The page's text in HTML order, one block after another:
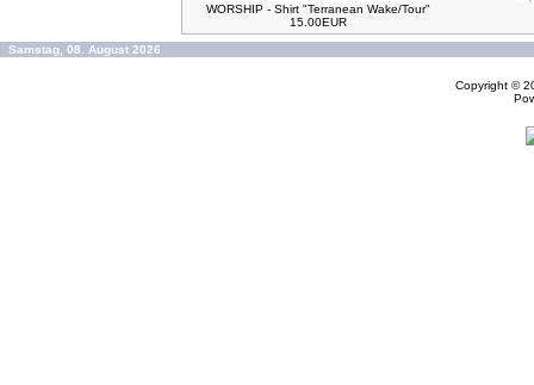
WORSHIP - Shirt "Terranean Wake/Tour"
15.00EUR
Samstag, 08. August 2026
Copyright ©